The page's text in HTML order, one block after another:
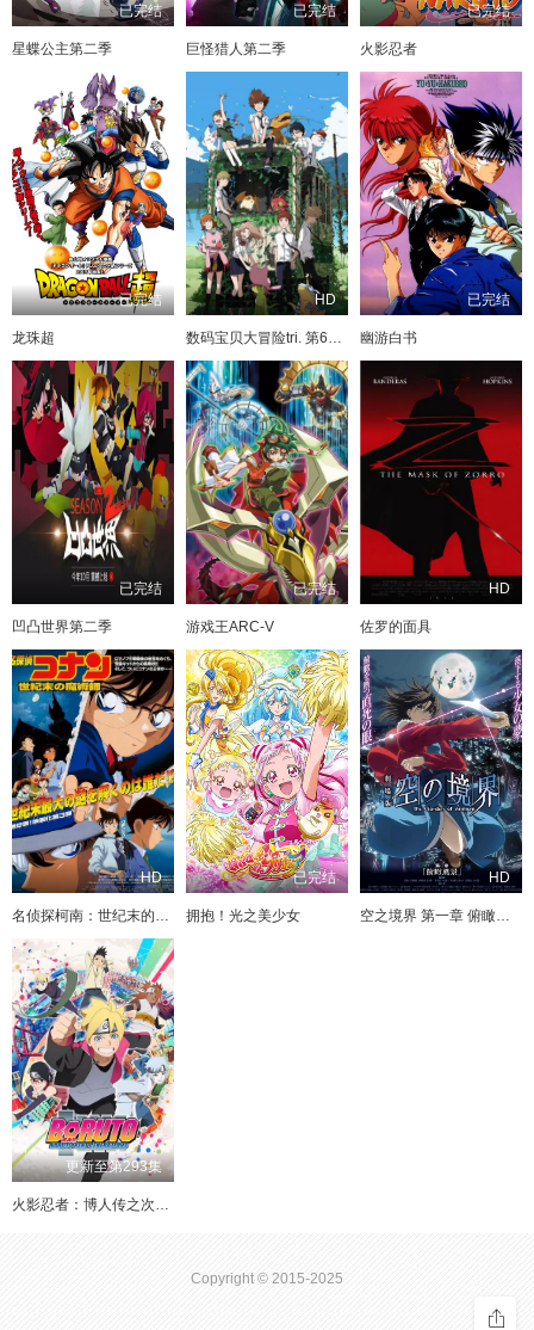
第1048集 第1047集 第1046集 第1045集
第1044集 第1043集 第1042集
第1040集 第1039集 第1038集 第1037集
第1036集 第1035集 第1034集 第1033集
第1032集 第1031集 第1030集 第1029集
第1028集 第1027集 第1026集 第1025集
第1024集 第1023集 第1022集 第1021集
第1020集 第1019集 第1018集
第1016集 第1015集 第1014集 第1013集
第1012集 第1011集 第1010集 第1009集
第1008集 第1007集 第1006集 第1005集
第1004集 第1003集 第1002集 第1001集
第1000集 第999集 第998集 第997集
第995集 第994集 第993集
第988集 第987集 第986集 第985集
第984集 第983集 第982集 第981集
第980集 第979集 第978集 第977集
第976集 第975集 第974集 第973集
第972集 第971集 第970集 第969集
第968集 第967集 第965集
第964集
第960集
第956集
第952集
第948集
第935集 第934集
第929集
迅雷下载
第210集 迅雷下载 直接下载
第1155集 迅雷下载 直接下载
第1154集 迅雷下载 直接下载
第1153集 迅雷下载 直接下载
第1152集 迅雷下载 直接下载
第1151集 迅雷下载 直接下载
第1150集 迅雷下载 直接下载
第1149集 迅雷下载 直接下载
第1148集 迅雷下载 直接下载
第1147集 迅雷下载 直接下载
第1146集 迅雷下载 直接下载
第1145集 迅雷下载 直接下载
第1144集 迅雷下载 直接下载
第1143集 迅雷下载 直接下载
第1142集 迅雷下载 直接下载
第1141集 迅雷下载 直接下载
第1140集
第1139集
第1138集
第1137集
第1136集
迅雷下载
已完结
星蝶公主第二季
已完结
巨怪猎人第二季
已完结
火影忍者
已完结
龙珠超
HD
数码宝贝大冒险tri. 第6章：我们的未来
已完结
幽游白书
已完结
凹凸世界第二季
已完结
游戏王ARC-V
HD
佐罗的面具
HD
名侦探柯南：世纪末的魔术师
已完结
拥抱！光之美少女
HD
空之境界 第一章 俯瞰风景
更新至第293集
火影忍者：博人传之次世代继承者
Copyright © 2015-2025